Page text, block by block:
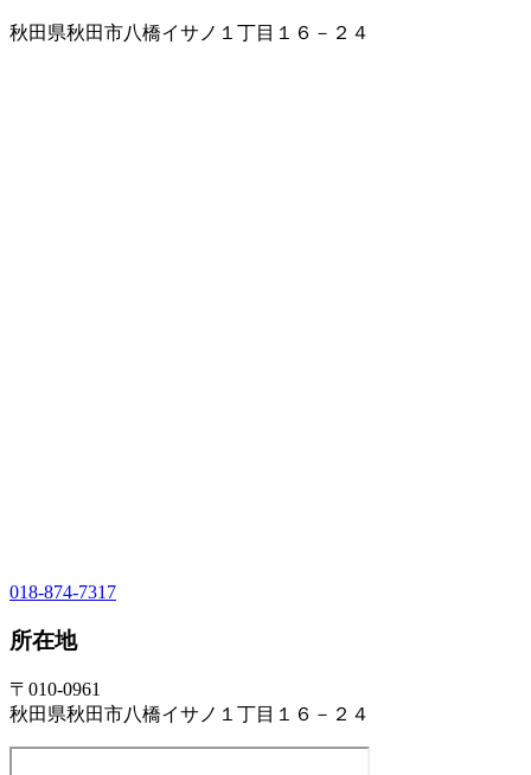
秋田県秋田市八橋イサノ１丁目１６－２４
018-874-7317
所在地
〒010-0961
秋田県秋田市八橋イサノ１丁目１６－２４